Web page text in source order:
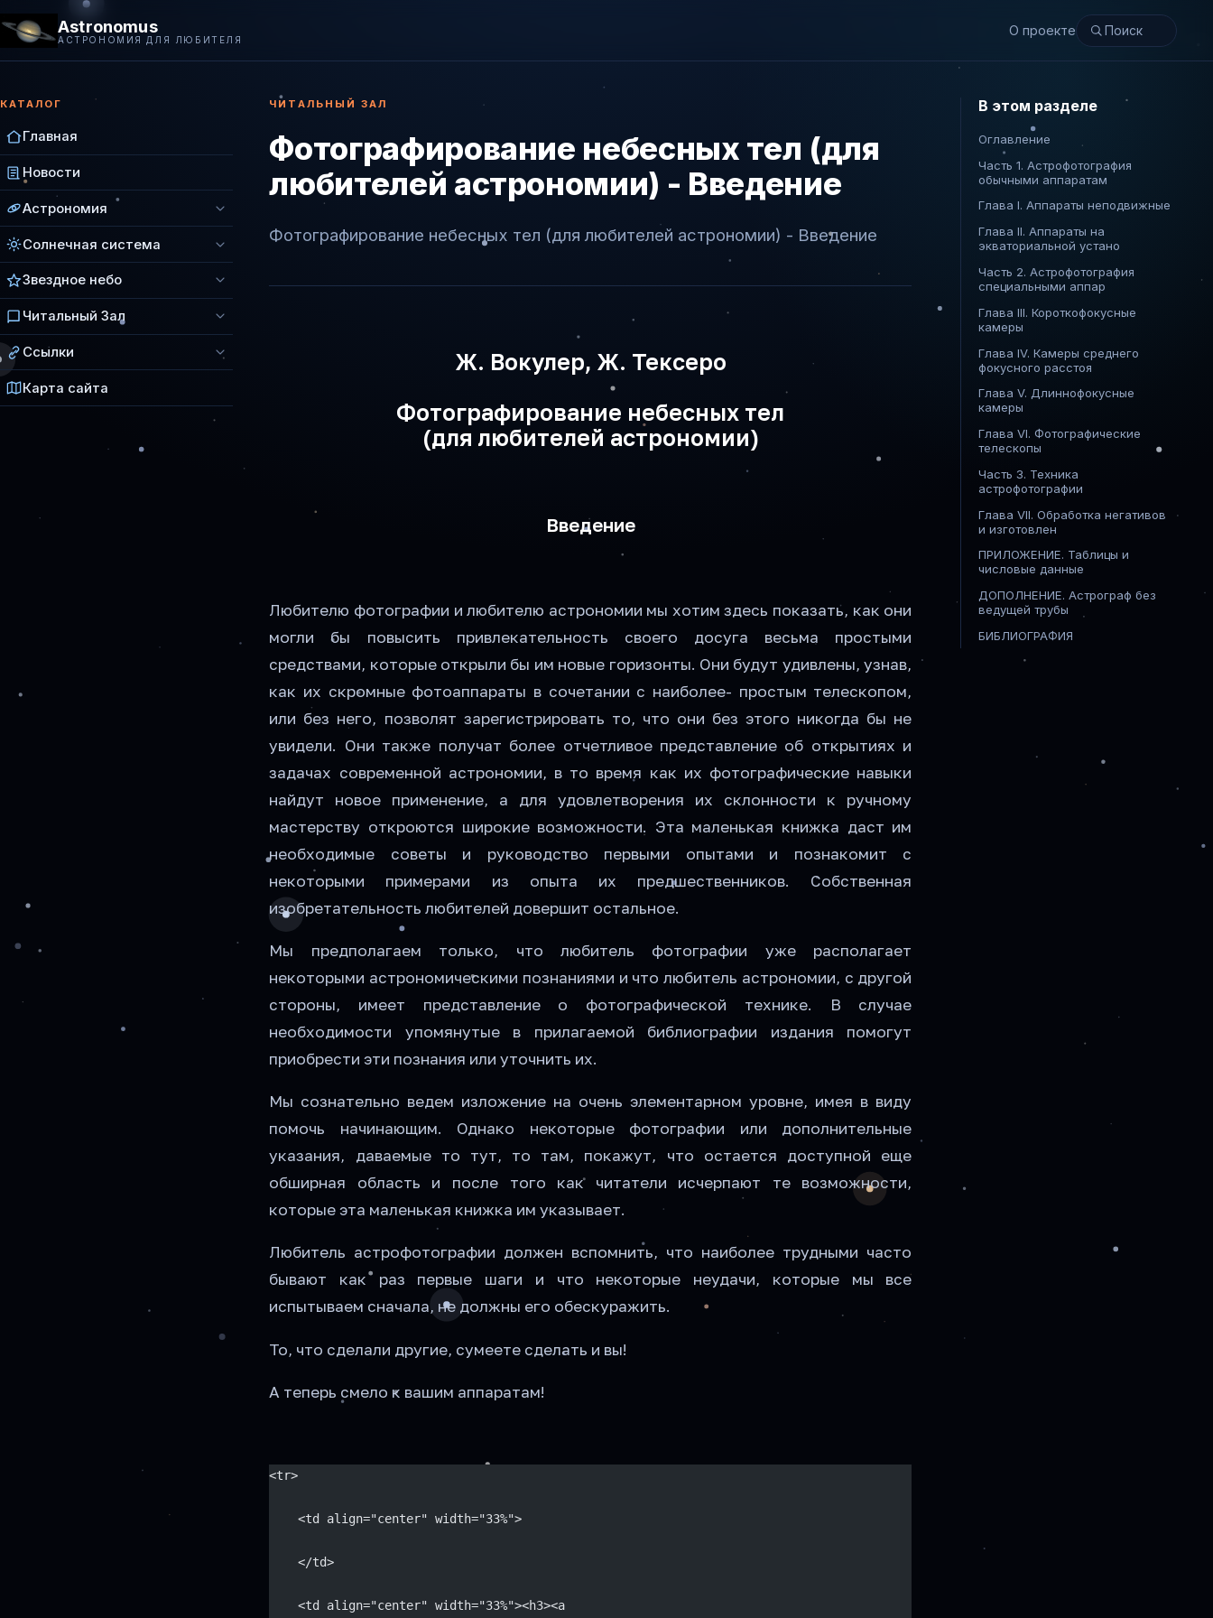
Astronomus
АСТРОНОМИЯ ДЛЯ ЛЮБИТЕЛЯ
О проекте
КАТАЛОГ
Главная
Новости
Астрономия
Солнечная система
Звездное небо
Читальный Зал
Ссылки
Карта сайта
ЧИТАЛЬНЫЙ ЗАЛ
Фотографирование небесных тел (для
любителей астрономии) - Введение
Фотографирование небесных тел (для любителей астрономии) - Введение
Ж. Вокулер, Ж. Тексеро
Фотографирование небесных тел
(для любителей астрономии)
Введение
Любителю фотографии и любителю астрономии мы хотим здесь показать, как они
могли бы повысить привлекательность своего досуга весьма простыми
средствами, которые открыли бы им новые горизонты. Они будут удивлены, узнав,
как их скромные фотоаппараты в сочетании с наиболее- простым телескопом,
или без него, позволят зарегистрировать то, что они без этого никогда бы не
увидели. Они также получат более отчетливое представление об открытиях и
задачах современной астрономии, в то время как их фотографические навыки
найдут новое применение, а для удовлетворения их склонности к ручному
мастерству откроются широкие возможности. Эта маленькая книжка даст им
необходимые советы и руководство первыми опытами и познакомит с
некоторыми примерами из опыта их предшественников. Собственная
изобретательность любителей довершит остальное.
Мы предполагаем только, что любитель фотографии уже располагает
некоторыми астрономическими познаниями и что любитель астрономии, с другой
стороны, имеет представление о фотографической технике. В случае
необходимости упомянутые в прилагаемой библиографии издания помогут
приобрести эти познания или уточнить их.
Мы сознательно ведем изложение на очень элементарном уровне, имея в виду
помочь начинающим. Однако некоторые фотографии или дополнительные
указания, даваемые то тут, то там, покажут, что остается доступной еще
обширная область и после того как читатели исчерпают те возможности,
которые эта маленькая книжка им указывает.
Любитель астрофотографии должен вспомнить, что наиболее трудными часто
бывают как раз первые шаги и что некоторые неудачи, которые мы все
испытываем сначала, не должны его обескуражить.
То, что сделали другие, сумеете сделать и вы!
А теперь смело к вашим аппаратам!
<tr>
    <td align="center" width="33%">
    </td>
    <td align="center" width="33%"><h3><a
В этом разделе
Оглавление
Часть 1. Астрофотография
обычными аппаратам
Глава I. Аппараты неподвижные
Глава II. Аппараты на
экваториальной устано
Часть 2. Астрофотография
специальными аппар
Глава III. Короткофокусные
камеры
Глава IV. Камеры среднего
фокусного расстоя
Глава V. Длиннофокусные
камеры
Глава VI. Фотографические
телескопы
Часть 3. Техника
астрофотографии
Глава VII. Обработка негативов
и изготовлен
ПРИЛОЖЕНИЕ. Таблицы и
числовые данные
ДОПОЛНЕНИЕ. Астрограф без
ведущей трубы
БИБЛИОГРАФИЯ